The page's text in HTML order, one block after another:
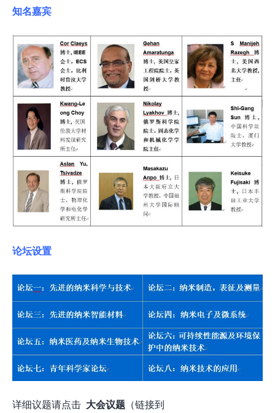
知名嘉宾
论坛设置
详细议题请点击 大会议题 （链接到